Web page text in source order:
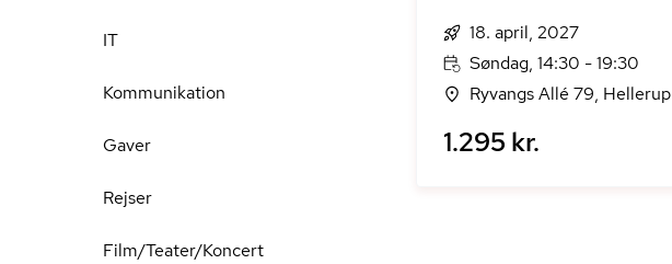
IT
Kommunikation
Gaver
Rejser
Film/Teater/Koncert
18. april, 2027
Søndag, 14:30 - 19:30
Ryvangs Allé 79, Hellerup
1.295 kr.